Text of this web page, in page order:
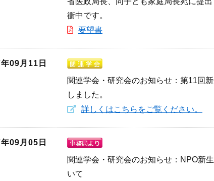
衝中です。
要望書
09月11日
関連学会・研究会のお知らせ：第11回
しました。
詳しくはこちらをご覧ください。
09月05日
関連学会・研究会のお知らせ：NPO新
いて